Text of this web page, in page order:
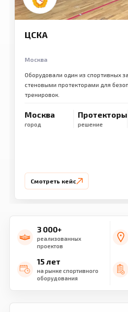
ЦСКА
Москва
Оборудовали один из спортивных
стеновыми протекторами для
тренировок.
Москва
город
Протекторы
решение
Смотреть кейс
3 000+
реализованных
проектов
15 лет
на рынке спортивного
оборудования